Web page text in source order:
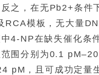
之，在无Pb2+条
RCA模板，无大量
4-NP在缺失催化条
范围分别为0.1
pM，且可成功定量